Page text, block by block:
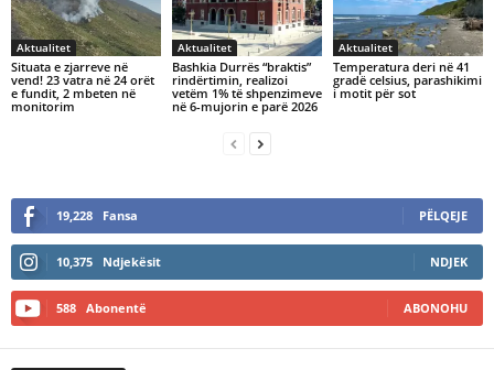
Aktualitet
Situata e zjarreve në
vend! 23 vatra në 24 orët
e fundit, 2 mbeten në
monitorim
Aktualitet
Bashkia Durrës “braktis”
rindërtimin, realizoi
vetëm 1% të shpenzimeve
në 6-mujorin e parë 2026
Aktualitet
Temperatura deri në 41
gradë celsius, parashikimi
i motit për sot
19,228 Fansa PËLQEJE
10,375 Ndjekësit NDJEK
588 Abonentë ABONOHU